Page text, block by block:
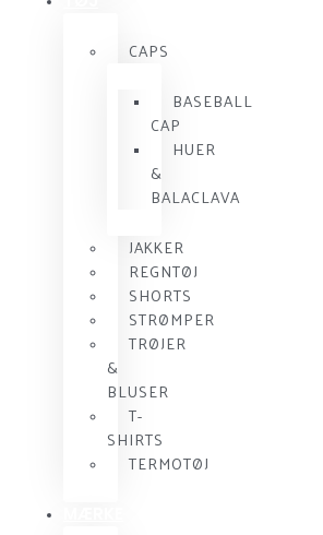
CAPS
BASEBALL
CAP
HUER
&
BALACLAVA
JAKKER
REGNTØJ
SHORTS
STRØMPER
TRØJER
&
BLUSER
T-
SHIRTS
TERMOTØJ